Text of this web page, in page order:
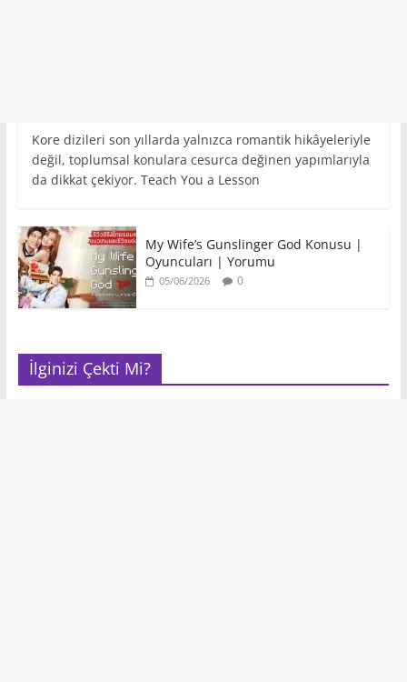
Kore dizileri son yıllarda yalnızca romantik hikâyeleriyle
değil, toplumsal konulara cesurca değinen yapımlarıyla
da dikkat çekiyor. Teach You a Lesson
My Wife’s Gunslinger God Konusu |
Oyuncuları | Yorumu
05/06/2026 0
İlginizi Çekti Mi?